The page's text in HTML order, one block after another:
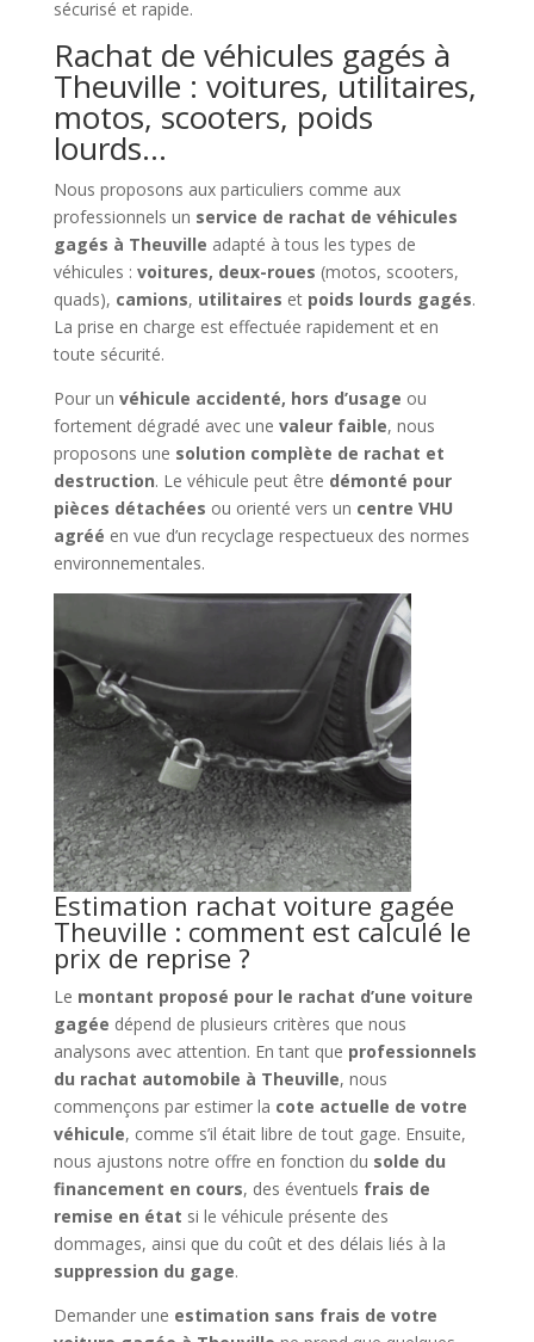
sécurisé et rapide.
Rachat de véhicules gagés à
Theuville : voitures, utilitaires,
motos, scooters, poids
lourds…
Nous proposons aux particuliers comme aux
professionnels un service de rachat de véhicules
gagés à Theuville adapté à tous les types de
véhicules : voitures, deux-roues (motos, scooters,
quads), camions, utilitaires et poids lourds gagés.
La prise en charge est effectuée rapidement et en
toute sécurité.
Pour un véhicule accidenté, hors d’usage ou
fortement dégradé avec une valeur faible, nous
proposons une solution complète de rachat et
destruction. Le véhicule peut être démonté pour
pièces détachées ou orienté vers un centre VHU
agréé en vue d’un recyclage respectueux des normes
environnementales.
Estimation rachat voiture gagée
Theuville : comment est calculé le
prix de reprise ?
Le montant proposé pour le rachat d’une voiture
gagée dépend de plusieurs critères que nous
analysons avec attention. En tant que professionnels
du rachat automobile à Theuville, nous
commençons par estimer la cote actuelle de votre
véhicule, comme s’il était libre de tout gage. Ensuite,
nous ajustons notre offre en fonction du solde du
financement en cours, des éventuels frais de
remise en état si le véhicule présente des
dommages, ainsi que du coût et des délais liés à la
suppression du gage.
Demander une estimation sans frais de votre